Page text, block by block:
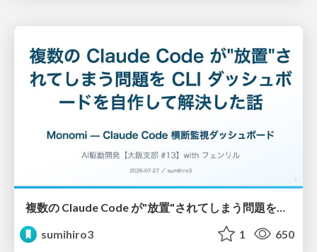
sumihiro3
1 650